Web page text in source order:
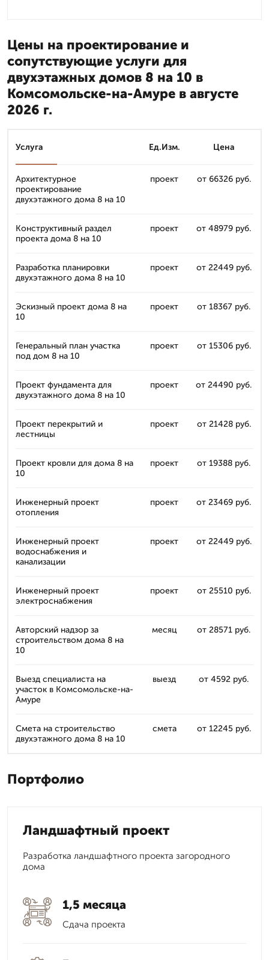
Цены на проектирование и
сопутствующие услуги для
двухэтажных домов 8 на 10 в
Комсомольске-на-Амуре в августе
2026 г.
Услуга Ед.Изм. Цена
Архитектурное
проектирование
двухэтажного дома 8 на 10
проект от 66326 руб.
Конструктивный раздел
проекта дома 8 на 10
проект от 48979 руб.
Разработка планировки
двухэтажного дома 8 на 10
проект от 22449 руб.
Эскизный проект дома 8 на
10
проект от 18367 руб.
Генеральный план участка
под дом 8 на 10
проект от 15306 руб.
Проект фундамента для
двухэтажного дома 8 на 10
проект от 24490 руб.
Проект перекрытий и
лестницы
проект от 21428 руб.
Проект кровли для дома 8 на
10
проект от 19388 руб.
Инженерный проект
отопления
проект от 23469 руб.
Инженерный проект
водоснабжения и
канализации
проект от 22449 руб.
Инженерный проект
электроснабжения
проект от 25510 руб.
Авторский надзор за
строительством дома 8 на
10
месяц от 28571 руб.
Выезд специалиста на
участок в Комсомольске-на-
Амуре
выезд от 4592 руб.
Смета на строительство
двухэтажного дома 8 на 10
смета от 12245 руб.
Портфолио
Ландшафтный проект
Разработка ландшафтного проекта загородного
дома
1,5 месяца
Сдача проекта